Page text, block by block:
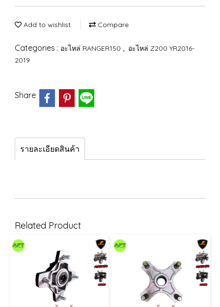
Add to wishlist Compare
Categories : อะไหล่ RANGER150 , อะไหล่ Z200 YR2016-
2019
Share
รายละเอียดสินค้า
Related Product